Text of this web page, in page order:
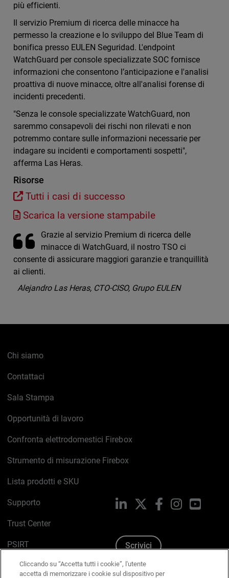
più efficienti.
Il servizio Premium di ricerca delle minacce ha
permesso la creazione e lo sviluppo del Blue Team di
bonifica presso EULEN Seguridad. L'endpoint
WatchGuard per console specializzate SOC fornisce
informazioni che consentono l’anticipazione e l'analisi
proattiva di nuove minacce, oltre all'analisi forense di
incidenti precedenti.
"Senza le console specializzate WatchGuard, non
saremmo consapevoli dei rischi non rilevati e non
potremmo contare sulle informazioni necessarie per
indagare su incidenti e comportamenti sospetti",
afferma Las Heras.
Risorse
Tutti i casi di successo
Scarica la versione stampabile
Grazie al servizio Premium di ricerca delle
minacce di WatchGuard, il nostro TSO ci
consente di assicurare maggiori garanzie e tranquillità
ai clienti.
Alejandro Las Heras, CTO-CISO, Grupo EULEN
Chi siamo
Contattaci
Sala Stampa
Opportunità di lavoro
Confronta elettrodomestici Firebox
Strumento di misurazione Firebox
Lista prodotti e SKU
Supporto
Trust Center
PSIRT
Politica sui cookie
LinkedIn FacebookInstagram
Scrivici
Cliccando su “Accetta tutti i cookie”, l'utente
accetta di memorizzare i cookie sul dispositivo per